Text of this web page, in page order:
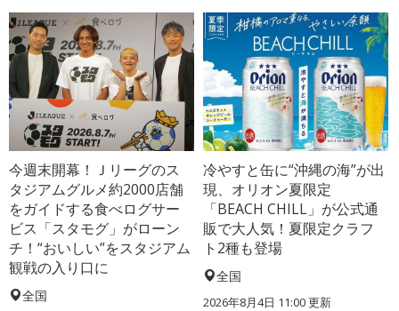
今週末開幕！Ｊリーグのス
タジアムグルメ約2000店舗
をガイドする食べログサー
ビス「スタモグ」がローン
チ！“おいしい”をスタジアム
観戦の入り口に
全国
冷やすと缶に“沖縄の海”が出
現、オリオン夏限定
「BEACH CHILL」が公式通
販で大人気！夏限定クラフ
ト2種も登場
全国
2026年8月4日 11:00更新